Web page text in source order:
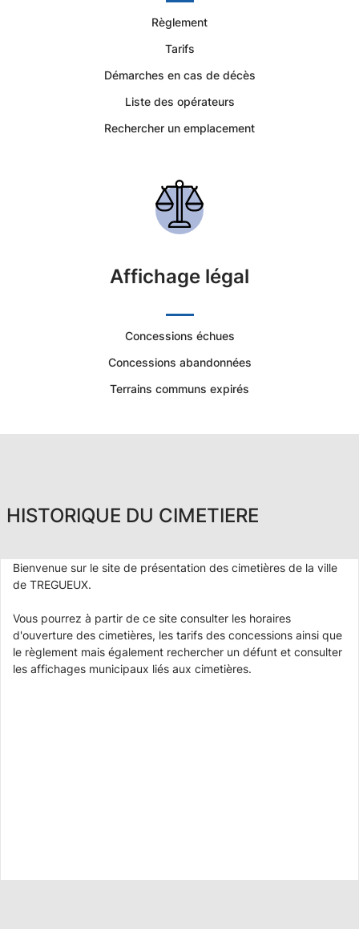
Règlement
Tarifs
Démarches en cas de décès
Liste des opérateurs
Rechercher un emplacement
Affichage légal
Concessions échues
Concessions abandonnées
Terrains communs expirés
HISTORIQUE DU CIMETIERE
Bienvenue sur le site de présentation des cimetières de la ville
de TREGUEUX.
Vous pourrez à partir de ce site consulter les horaires
d'ouverture des cimetières, les tarifs des concessions ainsi que
le règlement mais également rechercher un défunt et consulter
les affichages municipaux liés aux cimetières.